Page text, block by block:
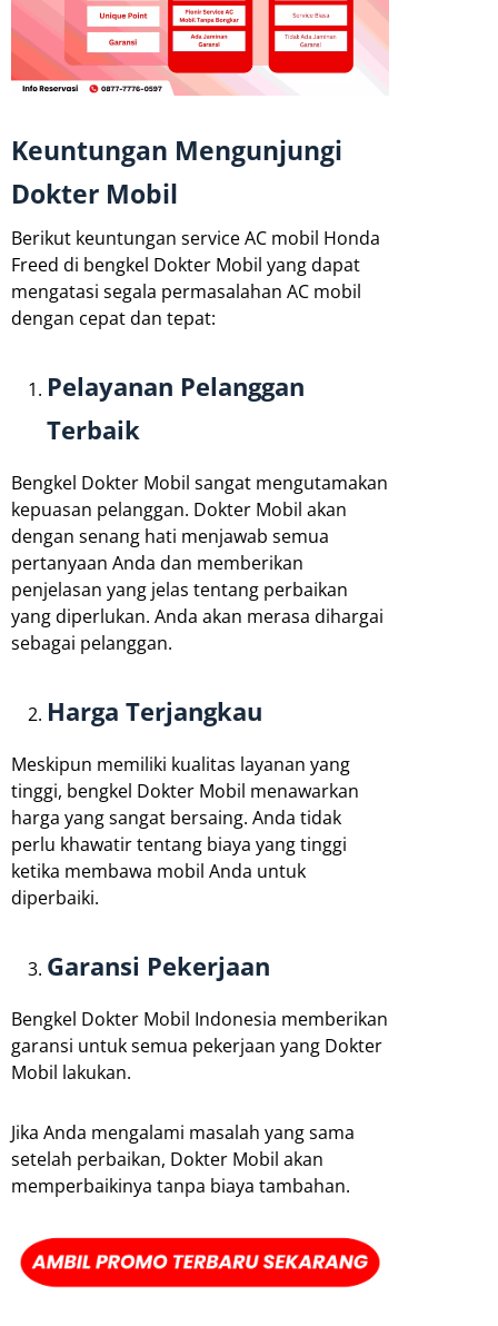
Keuntungan Mengunjungi
Dokter Mobil
Berikut keuntungan service AC mobil Honda
Freed di bengkel Dokter Mobil yang dapat
mengatasi segala permasalahan AC mobil
dengan cepat dan tepat:
Pelayanan Pelanggan
Terbaik
Bengkel Dokter Mobil sangat mengutamakan
kepuasan pelanggan. Dokter Mobil akan
dengan senang hati menjawab semua
pertanyaan Anda dan memberikan
penjelasan yang jelas tentang perbaikan
yang diperlukan. Anda akan merasa dihargai
sebagai pelanggan.
Harga Terjangkau
Meskipun memiliki kualitas layanan yang
tinggi, bengkel Dokter Mobil menawarkan
harga yang sangat bersaing. Anda tidak
perlu khawatir tentang biaya yang tinggi
ketika membawa mobil Anda untuk
diperbaiki.
Garansi Pekerjaan
Bengkel Dokter Mobil Indonesia memberikan
garansi untuk semua pekerjaan yang Dokter
Mobil lakukan.
Jika Anda mengalami masalah yang sama
setelah perbaikan, Dokter Mobil akan
memperbaikinya tanpa biaya tambahan.